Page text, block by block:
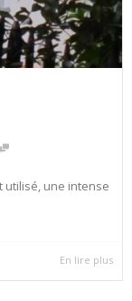
utilisé, une intense
En lire plus